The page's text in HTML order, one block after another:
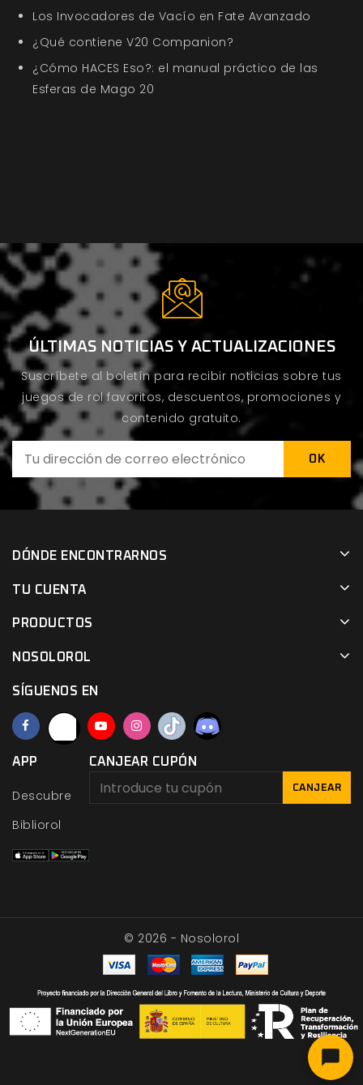
Los Invocadores de Vacío en Fate Avanzado
¿Qué contiene V20 Companion?
¿Cómo HACES Eso?: el manual práctico de las
Esferas de Mago 20
ÚLTIMAS NOTICIAS Y ACTUALIZACIONES
Suscríbete al boletín para recibir noticias sobre tus
juegos de rol favoritos, descuentos, promociones y
contenido gratuito.
DÓNDE ENCONTRARNOS
TU CUENTA
PRODUCTOS
NOSOLOROL
SÍGUENOS EN
APP
Descubre
Bibliorol
CANJEAR CUPÓN
CANJEAR
© 2026 - Nosolorol